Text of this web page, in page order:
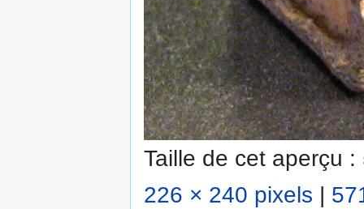
Taille de cet aperçu :
226 × 240 pixels |